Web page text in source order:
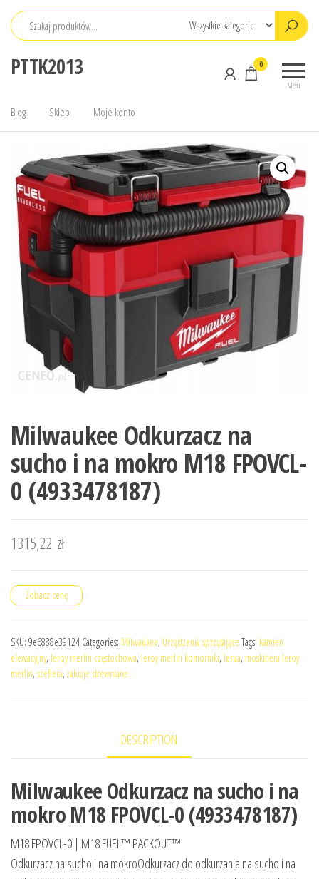
Przejdź
PTTK2013
Menu
0
Blog Sklep Moje konto
Milwaukee Odkurzacz na
sucho i na mokro M18 FPOVCL-
0 (4933478187)
1315,22 zł
Zobacz cenę
SKU: 9e6888e39124 Categories: Milwaukee, Urządzenia sprzątające Tags: kamień
elewacyjny, leroy merlin częstochowa, leroy merlin komorniki, lerua, moskitiera leroy
merlin, szeflera, żaluzje drewniane
DESCRIPTION
Milwaukee Odkurzacz na sucho i na
mokro M18 FPOVCL-0 (4933478187)
M18 FPOVCL-0 | M18 FUEL™ PACKOUT™
Odkurzacz na sucho i na mokroOdkurzacz do odkurzania na sucho i na